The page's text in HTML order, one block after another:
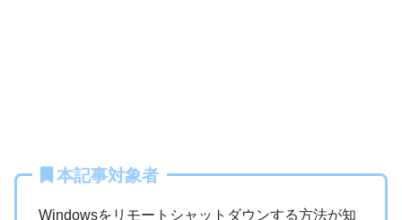
本記事対象者
Windowsをリモートシャットダウンする方法が知